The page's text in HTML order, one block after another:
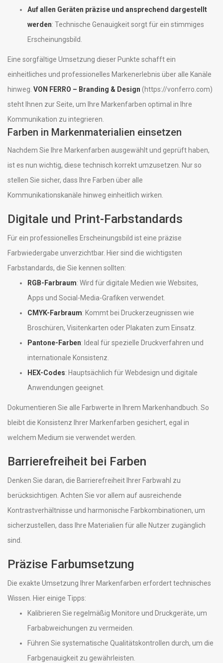
Auf allen Geräten präzise und ansprechend dargestellt
werden: Technische Genauigkeit sorgt für ein stimmiges
Erscheinungsbild.
Eine sorgfältige Umsetzung dieser Punkte schafft ein
einheitliches und professionelles Markenerlebnis über alle Kanäle
hinweg. VON FERRO – Branding & Design (https://vonferro.com)
steht Ihnen zur Seite, um Ihre Markenfarben optimal in Ihre
Kommunikation zu integrieren.
Farben in Markenmaterialien einsetzen
Nachdem Sie Ihre Markenfarben ausgewählt und geprüft haben,
ist es nun wichtig, diese technisch korrekt umzusetzen. Nur so
stellen Sie sicher, dass Ihre Farben über alle
Kommunikationskanäle hinweg einheitlich wirken.
Digitale und Print-Farbstandards
Für ein professionelles Erscheinungsbild ist eine präzise
Farbwiedergabe unverzichtbar. Hier sind die wichtigsten
Farbstandards, die Sie kennen sollten:
RGB-Farbraum: Wird für digitale Medien wie Websites,
Apps und Social-Media-Grafiken verwendet.
CMYK-Farbraum: Kommt bei Druckerzeugnissen wie
Broschüren, Visitenkarten oder Plakaten zum Einsatz.
Pantone-Farben: Ideal für spezielle Druckverfahren und
internationale Konsistenz.
HEX-Codes: Hauptsächlich für Webdesign und digitale
Anwendungen geeignet.
Dokumentieren Sie alle Farbwerte in Ihrem Markenhandbuch. So
bleibt die Konsistenz Ihrer Markenfarben gesichert, egal in
welchem Medium sie verwendet werden.
Barrierefreiheit bei Farben
Denken Sie daran, die Barrierefreiheit Ihrer Farbwahl zu
berücksichtigen. Achten Sie vor allem auf ausreichende
Kontrastverhältnisse und harmonische Farbkombinationen, um
sicherzustellen, dass Ihre Materialien für alle Nutzer zugänglich
sind.
Präzise Farbumsetzung
Die exakte Umsetzung Ihrer Markenfarben erfordert technisches
Wissen. Hier einige Tipps:
Kalibrieren Sie regelmäßig Monitore und Druckgeräte, um
Farbabweichungen zu vermeiden.
Führen Sie systematische Qualitätskontrollen durch, um die
Farbgenauigkeit zu gewährleisten.